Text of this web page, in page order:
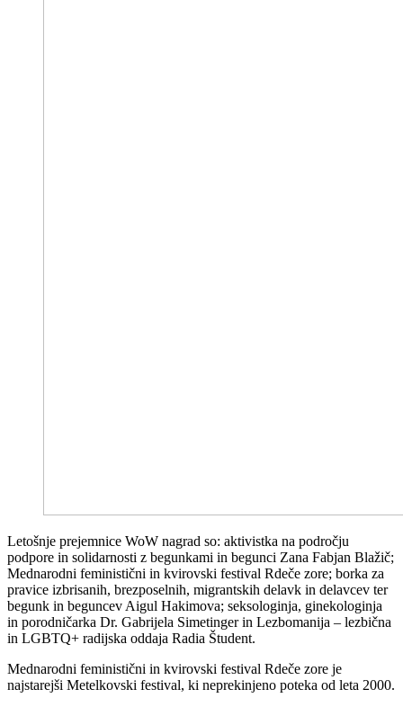
Letošnje prejemnice WoW nagrad so: aktivistka na področju
podpore in solidarnosti z begunkami in begunci Zana Fabjan Blažič;
Mednarodni feministični in kvirovski festival Rdeče zore; borka za
pravice izbrisanih, brezposelnih, migrantskih delavk in delavcev ter
begunk in beguncev Aigul Hakimova; seksologinja, ginekologinja
in porodničarka Dr. Gabrijela Simetinger in Lezbomanija – lezbična
in LGBTQ+ radijska oddaja Radia Študent.
Mednarodni feministični in kvirovski festival Rdeče zore je
najstarejši Metelkovski festival, ki neprekinjeno poteka od leta 2000.